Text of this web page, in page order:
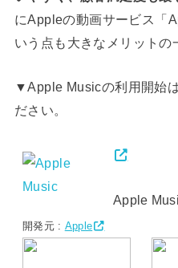
にAppleの動画サービス「
いう点も大きなメリットの
▼Apple Musicの利用開始
ださい。
Apple
開発元 : Apple